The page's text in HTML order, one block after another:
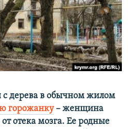
с дерева в обычном жилом
горожанку–​ женщина
отека мозга. Ее родные